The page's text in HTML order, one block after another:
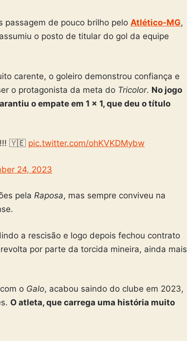
passagem de pouco brilho pelo Atlético-MG,
o posto de titular do gol da equipe
carente, o goleiro demonstrou confiança e
o protagonista da meta do Tricolor. No jogo
o empate em 1 x 1, que deu o título
🇾🇪 pic.twitter.com/ohKVKDMybw
24, 2023
pela Raposa, mas sempre conviveu na
a rescisão e logo depois fechou contrato
por parte da torcida mineira, ainda mais
o Galo, acabou saindo do clube em 2023,
O atleta, que carrega uma história muito